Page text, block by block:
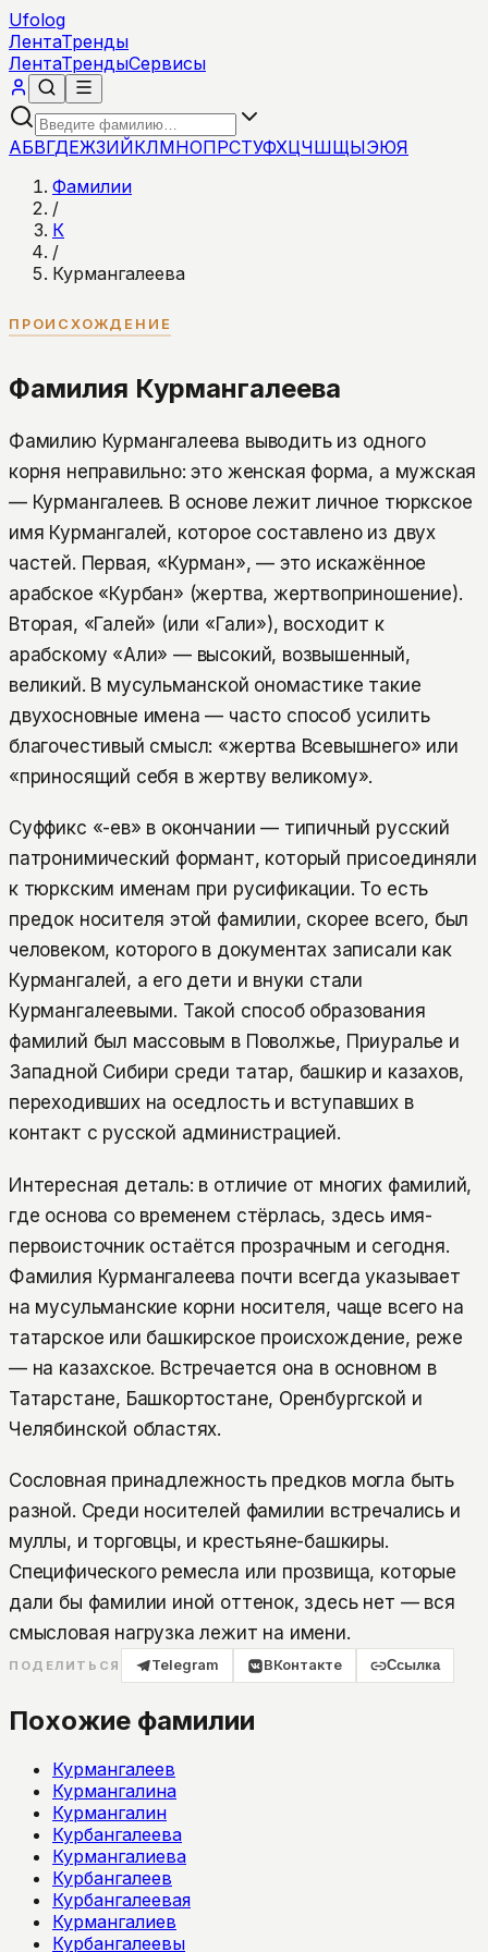
Ufolog
ЛентаТренды
ЛентаТрендыСервисы
АБВГДЕЖЗИЙКЛМНОПРСТУФХЦЧШЩЫЭЮЯ
Фамилии
/
К
/
Курмангалеева
ПРОИСХОЖДЕНИЕ
Фамилия Курмангалеева
Фамилию Курмангалеева выводить из одного
корня неправильно: это женская форма, а мужская
— Курмангалеев. В основе лежит личное тюркское
имя Курмангалей, которое составлено из двух
частей. Первая, «Курман», — это искажённое
арабское «Курбан» (жертва, жертвоприношение).
Вторая, «Галей» (или «Гали»), восходит к
арабскому «Али» — высокий, возвышенный,
великий. В мусульманской ономастике такие
двухосновные имена — часто способ усилить
благочестивый смысл: «жертва Всевышнего» или
«приносящий себя в жертву великому».
Суффикс «-ев» в окончании — типичный русский
патронимический формант, который присоединяли
к тюркским именам при русификации. То есть
предок носителя этой фамилии, скорее всего, был
человеком, которого в документах записали как
Курмангалей, а его дети и внуки стали
Курмангалеевыми. Такой способ образования
фамилий был массовым в Поволжье, Приуралье и
Западной Сибири среди татар, башкир и казахов,
переходивших на оседлость и вступавших в
контакт с русской администрацией.
Интересная деталь: в отличие от многих фамилий,
где основа со временем стёрлась, здесь имя-
первоисточник остаётся прозрачным и сегодня.
Фамилия Курмангалеева почти всегда указывает
на мусульманские корни носителя, чаще всего на
татарское или башкирское происхождение, реже
— на казахское. Встречается она в основном в
Татарстане, Башкортостане, Оренбургской и
Челябинской областях.
Сословная принадлежность предков могла быть
разной. Среди носителей фамилии встречались и
муллы, и торговцы, и крестьяне-башкиры.
Специфического ремесла или прозвища, которые
дали бы фамилии иной оттенок, здесь нет — вся
смысловая нагрузка лежит на имени.
ПОДЕЛИТЬСЯ Telegram ВКонтакте Ссылка
Похожие фамилии
Курмангалеев
Курмангалина
Курмангалин
Курбангалеева
Курмангалиева
Курбангалеев
Курбангалеевая
Курмангалиев
Курбангалеевы